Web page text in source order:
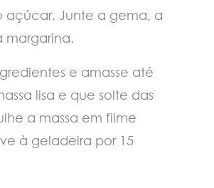
açúcar. Junte a gema, a
margarina.
e amasse até
lisa e que solte das
a massa em filme
à geladeira por 15